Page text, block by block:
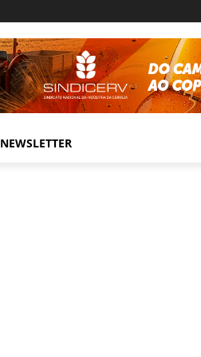
NEWSLETTER